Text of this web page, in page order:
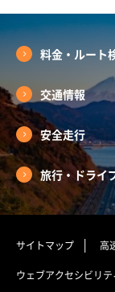
料金・ルート
交通情報
安全走行
旅行・ドライ
サイトマップ 高
ウェブアクセシビリ